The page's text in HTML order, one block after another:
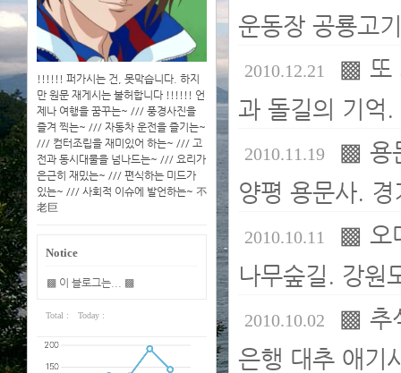
!!!!!! 퍼가시는 건, 못막습니다. 하지
만 원문 재게시는 불허합니다 !!!!!! 언
제나 여행을 꿈꾸는~ /// 풍경사진을
즐겨 찍는~ /// 자동차 운전을 즐기는~
/// 컴터조립을 재미있어 하는~ /// 고
전과 동시대물을 넘나드는~ /// 요리가
은근히 재밌는~ /// 편식하는 미드가
있는~ /// 사회적 이슈에 발언하는~ 不
老巨
Notice
▩ 이 블로그는... ▩
Total : Today :
운동장 공룡고
2010.12.21 ▩ 또
과 돌길의 기억
2010.11.19 ▩ 용
양평 용문사.
2010.10.11 ▩ 오
나무숲길. 강
2010.10.02 ▩ 추
은행 대추 애기